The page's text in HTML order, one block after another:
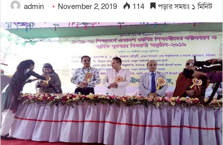
admin November 2, 2019 114 পড়ার সময়ঃ ১ মিনিট